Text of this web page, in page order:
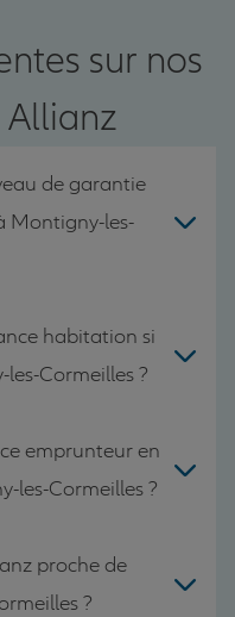
sur nos
Allianz
de garantie
Montigny-les-
habitation si
Cormeilles ?
emprunteur en
les-Cormeilles ?
proche de
?